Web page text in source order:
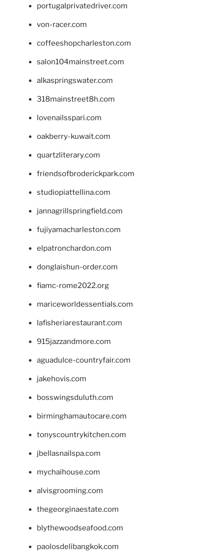
portugalprivatedriver.com
von-racer.com
coffeeshopcharleston.com
salon104mainstreet.com
alkaspringswater.com
318mainstreet8h.com
lovenailsspari.com
oakberry-kuwait.com
quartzliterary.com
friendsofbroderickpark.com
studiopiattellina.com
jannagrillspringfield.com
fujiyamacharleston.com
elpatronchardon.com
donglaishun-order.com
fiamc-rome2022.org
mariceworldessentials.com
lafisheriarestaurant.com
915jazzandmore.com
aguadulce-countryfair.com
jakehovis.com
bosswingsduluth.com
birminghamautocare.com
tonyscountrykitchen.com
jbellasnailspa.com
mychaihouse.com
alvisgrooming.com
thegeorginaestate.com
blythewoodseafood.com
paolosdelibangkok.com